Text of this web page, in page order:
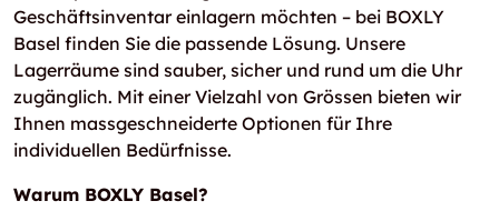
Geschäftsinventar einlagern möchten – bei BOXLY
Basel finden Sie die passende Lösung. Unsere
Lagerräume sind sauber, sicher und rund um die Uhr
zugänglich. Mit einer Vielzahl von Grössen bieten wir
Ihnen massgeschneiderte Optionen für Ihre
individuellen Bedürfnisse.
Warum BOXLY Basel?